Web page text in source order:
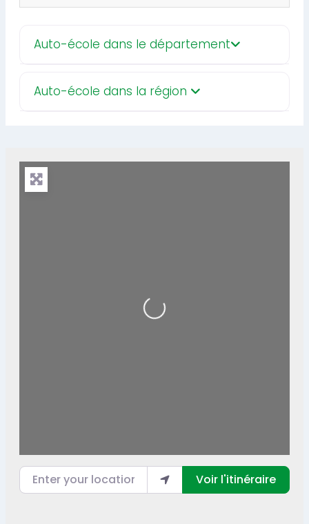
Auto-école dans le département
Auto-école dans la région
Loading...
Enter your location
Voir l'itinéraire